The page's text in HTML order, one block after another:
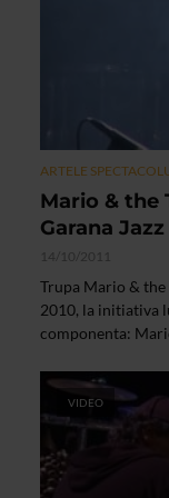
ARTELE
Mario & the
Garana
14/10/2011
Trupa Mario &
2010, la initiativa
componenta:
VIDEO